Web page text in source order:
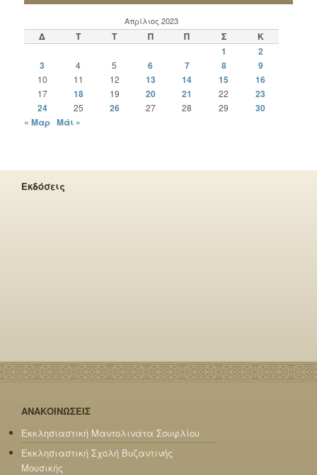
Απρίλιος 2023
Δ Τ Τ Π Π Σ
Κ
1
2
3
4 5 6 7 8 9
10 11 12 13 14 15 16
17 18 19 20 21 22
23
24
25 26 27 28 29
30
« Μαρ Μάι »
Εκδόσεις
ΑΝΑΚΟΙΝΩΣΕΙΣ
Εκκλησιαστική Μαντολινάτα Σουφλίου
Εκκλησιαστική Σχολή Βυζαντινής
Μουσικής